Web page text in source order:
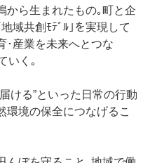
から生まれたもの｡町と企
域共創ﾓﾃﾞﾙ｣を実現して
･産業を未来へとつな
いく｡
ける”といった日常の行動
環境の保全につなげるこ